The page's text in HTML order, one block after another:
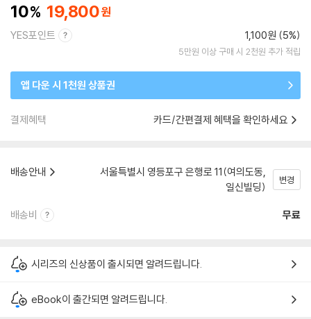
10 19,800
YES포인트 1,100원 (5%)
5만원 이상 구매 시 2천원 추가 적립
앱 다운 시 1천원 상품권
결제혜택 카드/간편결제 혜택을 확인하세요
배송안내
서울특별시 영등포구 은행로 11(여의도동,
일신빌딩)
변경
배송비 무료
시리즈의 신상품이 출시되면 알려드립니다.
eBook이 출간되면 알려드립니다.